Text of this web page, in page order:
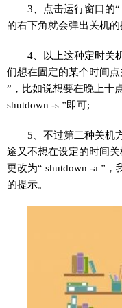
3、点击运行窗口的
的右下角就会弹出关机的
4、以上这种定时关
们想在固定的某个时间
”，比如说想要在晚上十
shutdown -s ”即可;
5、不过第二种关机
途又不想在设定的时间
更改为“ shutdown -a ”
的提示。